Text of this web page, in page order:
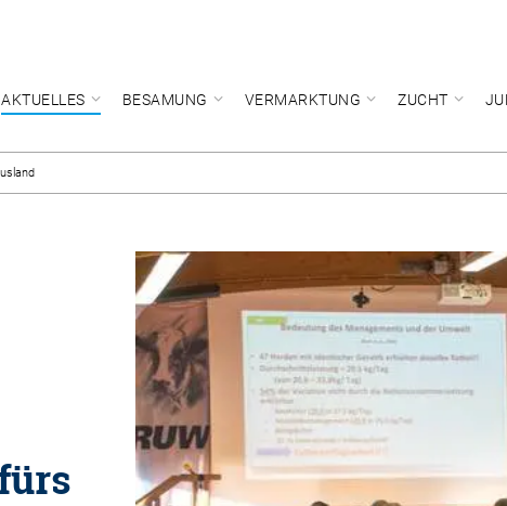
AKTUELLES BESAMUNG VERMARKTUNG ZUCHT